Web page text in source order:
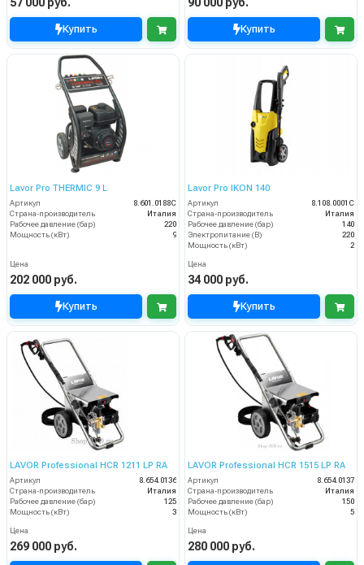
57 000 руб.
Купить
90 000 руб.
Купить
Lavor Pro THERMIC 9 L
Артикул
8.601.0188C
Страна-производитель
Италия
Рабочее давление (бар)
220
Мощность (кВт)
9
Цена
202 000 руб.
Купить
Lavor Pro IKON 140
Артикул
8.108.0001C
Страна-производитель
Италия
Рабочее давление (бар)
140
Электропитание (В)
220
Мощность (кВт)
2
Цена
34 000 руб.
Купить
LAVOR Professional HCR 1211 LP RA
Артикул
8.654.0136
Страна-производитель
Италия
Рабочее давление (бар)
125
Мощность (кВт)
3
Цена
269 000 руб.
LAVOR Professional HCR 1515 LP RA
Артикул
8.654.0137
Страна-производитель
Италия
Рабочее давление (бар)
150
Мощность (кВт)
5
Цена
280 000 руб.